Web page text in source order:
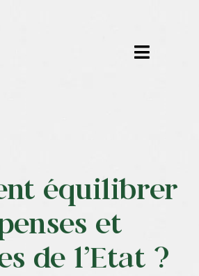
Toggle
équilibrer
et
de l’Etat ?